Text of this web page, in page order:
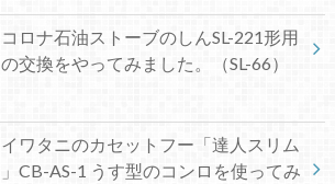
コロナ石油ストーブのしんSL-221形用
の交換をやってみました。（SL-66）
イワタニのカセットフー「達人スリム
」CB-AS-1 うす型のコンロを使ってみ